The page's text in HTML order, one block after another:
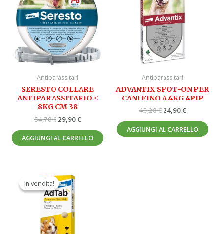
Antiparassitari
SERESTO COLLARE
ANTIPARASSITARIO ≤
8KG CM 38
54,70€
54,70 €.
29,90€
29,90 €.
AGGIUNGI AL CARRELLO
Antiparassitari
ADVANTIX SPOT-ON PER
CANI FINO A 4KG 4PIP
43,20€
43,20 €.
24,90€
AGGIUNGI AL CARRELLO
In vendita!
In vendita!
prezzo
originale
era:
39,50 €.